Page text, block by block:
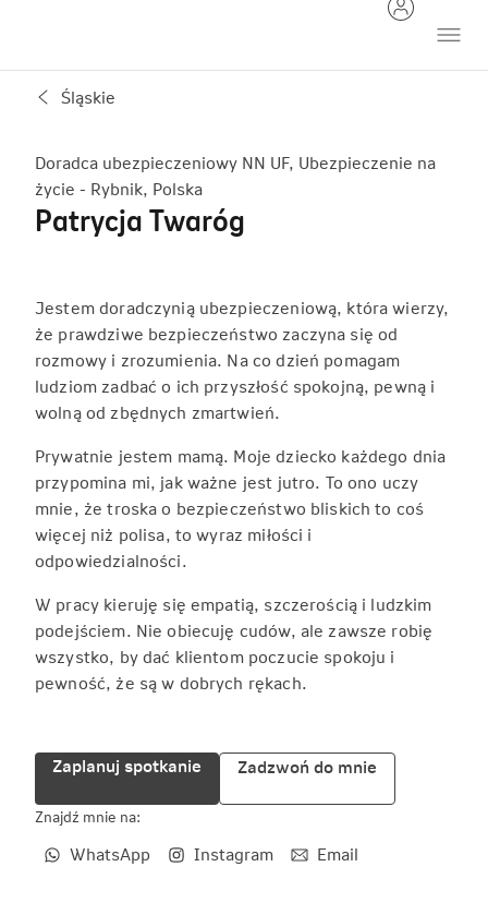
Śląskie
Doradca ubezpieczeniowy NN UF, Ubezpieczenie na
życie - Rybnik, Polska
Patrycja Twaróg
Jestem doradczynią ubezpieczeniową, która wierzy,
że prawdziwe bezpieczeństwo zaczyna się od
rozmowy i zrozumienia. Na co dzień pomagam
ludziom zadbać o ich przyszłość spokojną, pewną i
wolną od zbędnych zmartwień.
Prywatnie jestem mamą. Moje dziecko każdego dnia
przypomina mi, jak ważne jest jutro. To ono uczy
mnie, że troska o bezpieczeństwo bliskich to coś
więcej niż polisa, to wyraz miłości i
odpowiedzialności.
W pracy kieruję się empatią, szczerością i ludzkim
podejściem. Nie obiecuję cudów, ale zawsze robię
wszystko, by dać klientom poczucie spokoju i
pewność, że są w dobrych rękach.
Zaplanuj spotkanie Zadzwoń do mnie
Znajdź mnie na:
WhatsApp Instagram Email